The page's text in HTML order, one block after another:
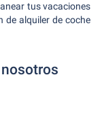
tus vacaciones
de alquiler de coche